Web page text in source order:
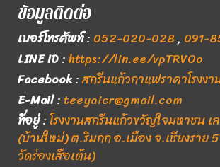
ข้อมูลติดต่อ
เบอร์โทรศัพท์: 052-020-028, 091-
LINE ID:https://lin.ee/vpTRVOo
Facebook:สกรีนแก้วกาแฟราคาโรงง
E-Mail:teeyaicr@gmail.com
ที่อยู่:โรงงานสกรีนแก้วขวัญใจมหาชน เ
(บ้านใหม่) ต.ริมกก อ.เมือง จ.เชียงราย
วัดร่องเสือเต้น)